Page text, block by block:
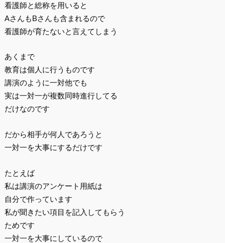
看護師と総称を用いると
AさんもBさんも含まれるので
看護師が育たないと言えてしまう
あくまで
教育は個人に行うものです
講演のように一対他でも
実は一対一が複数同時進行してる
だけなのです
だから相手が何人であろうと
一対一を大事にするだけです
たとえば
私は講演のアンケート用紙は
自分で作っています
私が聞きたい項目を記入してもらう
ためです
一対一を大事にしているので